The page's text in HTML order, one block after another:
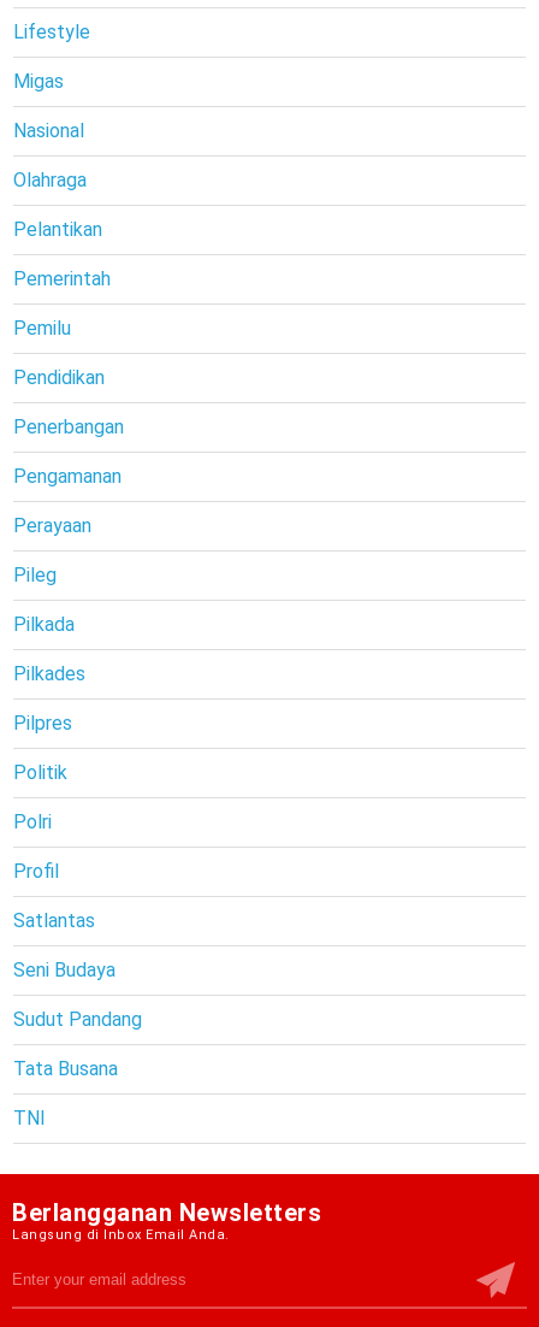
Lifestyle
Migas
Nasional
Olahraga
Pelantikan
Pemerintah
Pemilu
Pendidikan
Penerbangan
Pengamanan
Perayaan
Pileg
Pilkada
Pilkades
Pilpres
Politik
Polri
Profil
Satlantas
Seni Budaya
Sudut Pandang
Tata Busana
TNI
Berlangganan Newsletters
Langsung di Inbox Email Anda.